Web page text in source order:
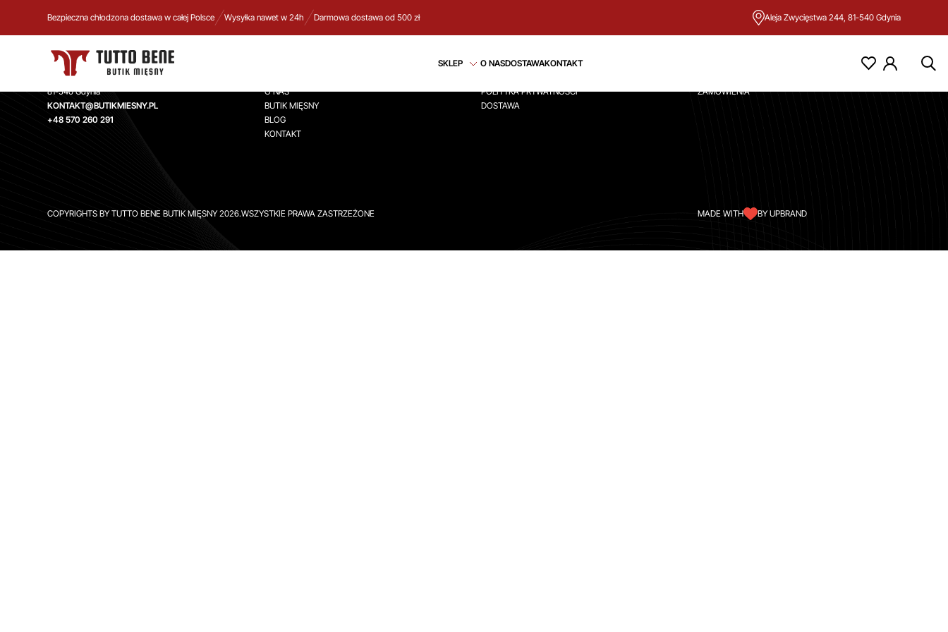
Bezpieczna chłodzona dostawa w całej Polsce Wysyłka nawet w 24h Darmowa dostawa od 500 zł Aleja Zwycięstwa 244, 81-540 Gdynia
SKLEP O NASDOSTAWAKONTAKT
TUTTO BENE BUTIK MIĘSNY
Aleja Zwycięstwa 244,
81-540 Gdynia
KONTAKT@BUTIKMIESNY.PL
+48 570 260 291
O NAS
BUTIK MIĘSNY
BLOG
KONTAKT
REGULAMIN
POLITYKA PRYWATNOŚCI
DOSTAWA
ZAMÓWIENIA
COPYRIGHTS BY TUTTO BENE BUTIK MIĘSNY 2026.WSZYSTKIE PRAWA ZASTRZEŻONE MADE WITH BY UPBRAND